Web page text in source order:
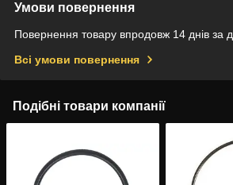
Умови повернення
Повернення товару впродовж 14 днів за
Всі умови повернення
Подібні товари компанії